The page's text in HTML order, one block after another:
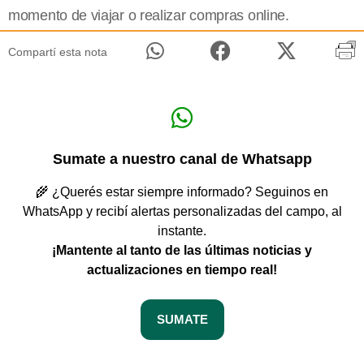
momento de viajar o realizar compras online.
Compartí esta nota
Sumate a nuestro canal de Whatsapp
🌾 ¿Querés estar siempre informado? Seguinos en
WhatsApp y recibí alertas personalizadas del campo, al
instante.
¡Mantente al tanto de las últimas noticias y
actualizaciones en tiempo real!
SUMATE